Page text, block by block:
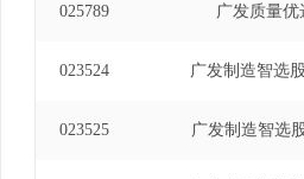
025789 广发质量优
023524 广发制造智选
023525 广发制造智选